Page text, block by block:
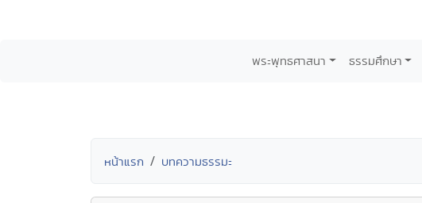
พระพุทธศาสนา ธรรมศึกษา
หน้าแรก บทความธรรมะ